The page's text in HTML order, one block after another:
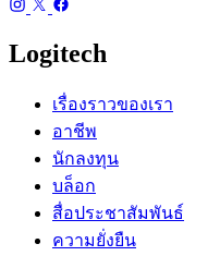
Logitech
เรื่องราวของเรา
อาชีพ
นักลงทุน
บล็อก
สื่อประชาสัมพันธ์
ความยั่งยืน